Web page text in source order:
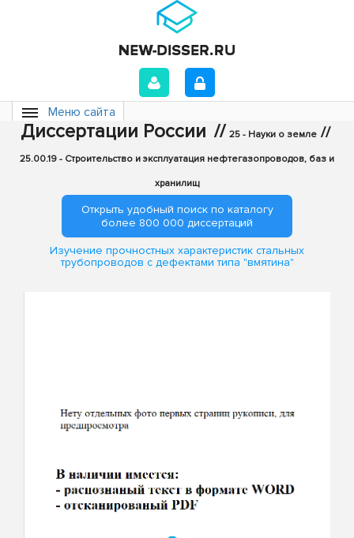
Меню сайта
Диссертации России // 25 - Науки о земле //
25.00.19 - Строительство и эксплуатация нефтегазопроводов, баз и
хранилищ
Открыть удобный поиск по каталогу
более 800 000 диссертаций
Изучение прочностных характеристик стальных
трубопроводов с дефектами типа "вмятина"